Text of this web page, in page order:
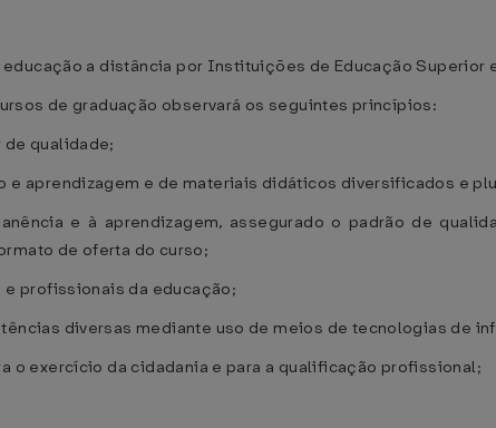
a distância por Instituições de Educação Superior
de graduação observará os seguintes princípios:
qualidade;
aprendizagem e de materiais didáticos diversificados e
e à aprendizagem, assegurado o padrão de
de oferta do curso;
profissionais da educação;
diversas mediante uso de meios de tecnologias de
o exercício da cidadania e para a qualificação profissional;